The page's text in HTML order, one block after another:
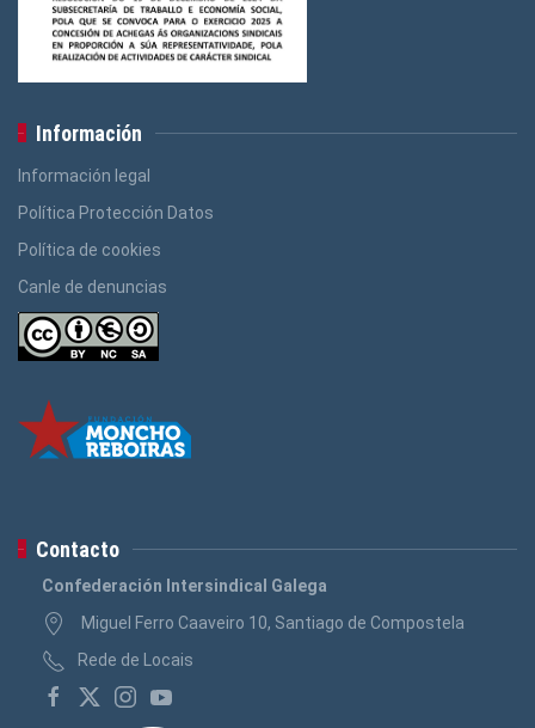
Información
Información legal
Política Protección Datos
Política de cookies
Canle de denuncias
Contacto
Confederación Intersindical Galega
Miguel Ferro Caaveiro 10, Santiago de Compostela
Rede de Locais